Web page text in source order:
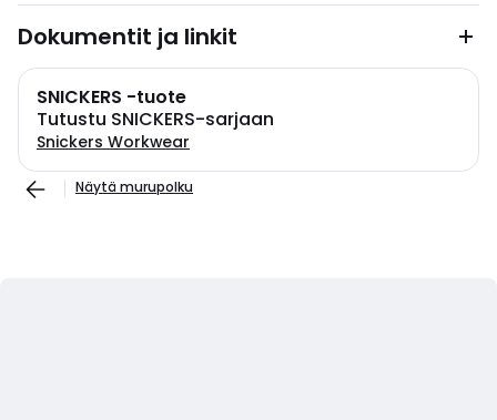
Dokumentit ja linkit
SNICKERS -tuote
Tutustu SNICKERS-sarjaan
Snickers Workwear
Näytä murupolku